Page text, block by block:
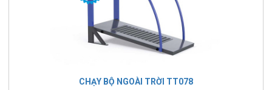
CHẠY BỘ NGOÀI TRỜI TT078